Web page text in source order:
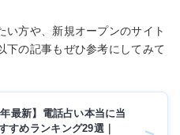
い方や、新規オープンのサイト
下の記事もぜひ参考にしてみて
年最新】電話占い本当に当
すめランキング29選｜